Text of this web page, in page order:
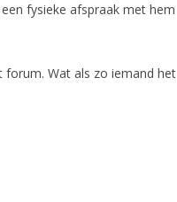
fysieke afspraak met hem
forum. Wat als zo iemand het